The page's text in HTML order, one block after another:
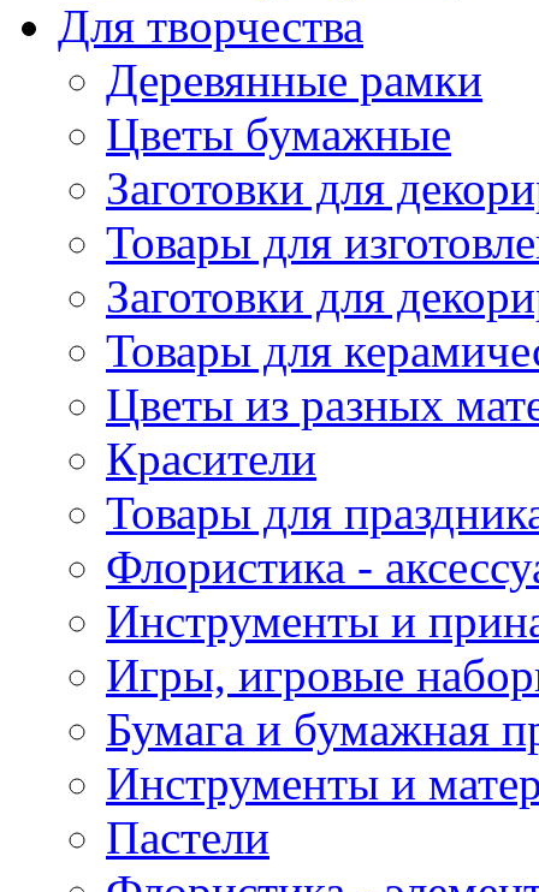
Для творчества
Деревянные рамки
Цветы бумажные
Заготовки для
Товары для
Заготовки для
Товары для
Цветы из разных
Красители
Товары для
Флористика -
Инструменты и
Игры, игровые
Бумага и бумажная
Инструменты и
Пастели